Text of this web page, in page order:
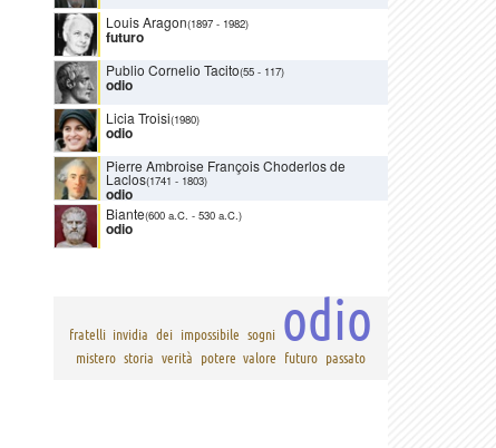
Louis Aragon(1897 - 1982)
futuro
Publio Cornelio Tacito(55 - 117)
odio
Licia Troisi(1980)
odio
Pierre Ambroise François Choderlos de
Laclos(1741 - 1803)
odio
Biante(600 a.C. - 530 a.C.)
odio
fratelli invidia dei impossibile sogni odio
mistero storia verità potere valore futuro passato